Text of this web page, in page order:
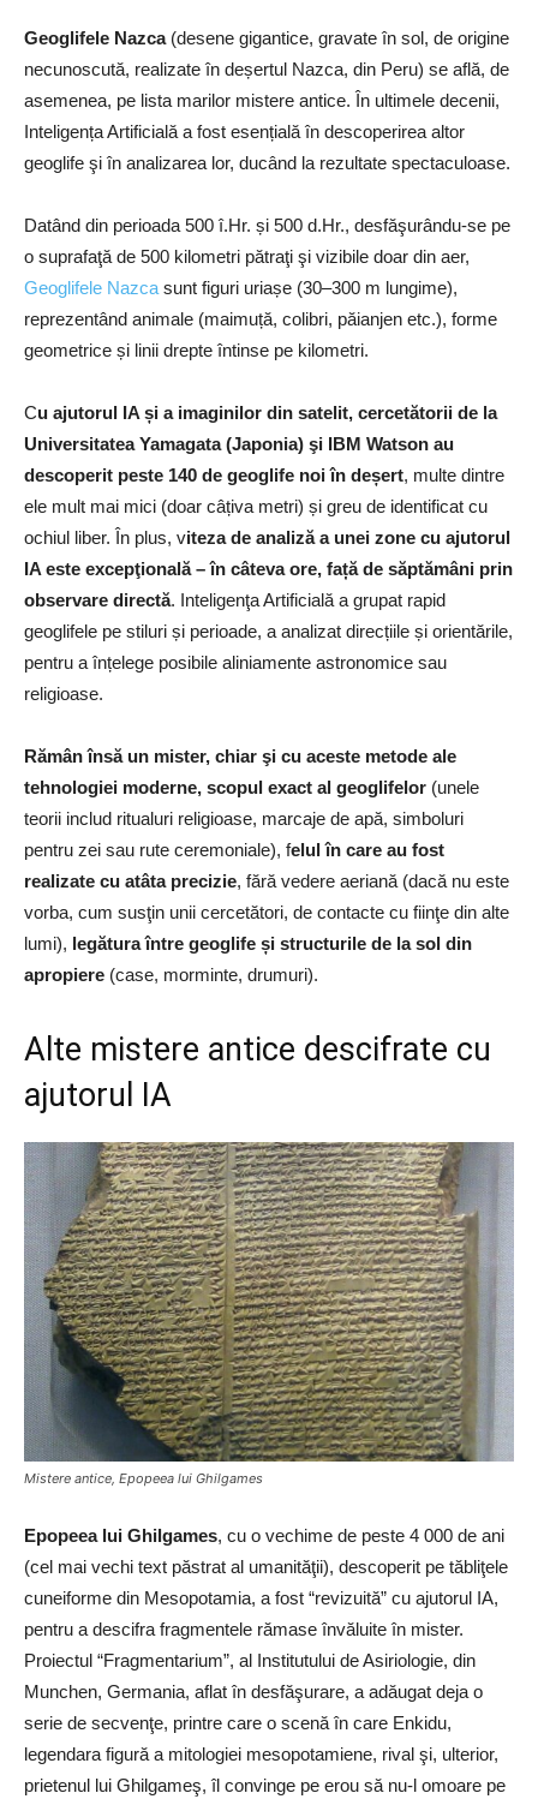
Geoglifele Nazca(desene gigantice, gravate în sol, de origine
necunoscută, realizate în deșertul Nazca, din Peru) se află, de
asemenea, pe lista marilor mistere antice. În ultimele decenii,
Inteligența Artificială a fost esențială în descoperirea altor
geoglife şi în analizarea lor, ducând la rezultate spectaculoase.
Datând din perioada 500 î.Hr. și 500 d.Hr., desfăşurându-se pe
o suprafaţă de 500 kilometri pătraţi şi vizibile doar din aer,
Geoglifele Nazca sunt figuri uriașe (30–300 m lungime),
reprezentând animale (maimuță, colibri, păianjen etc.), forme
geometrice și linii drepte întinse pe kilometri.
Cu ajutorul IA și a imaginilor din satelit, cercetătorii de la
Universitatea Yamagata (Japonia) şi IBM Watson au
descoperit peste 140 de geoglife noi în deșert, multe dintre
ele mult mai mici (doar câțiva metri) și greu de identificat cu
ochiul liber. În plus, viteza de analiză a unei zone cu ajutorul
IA este excepţională – în câteva ore, față de săptămâni prin
observare directă. Inteligenţa Artificială a grupat rapid
geoglifele pe stiluri și perioade, a analizat direcțiile și orientările,
pentru a înțelege posibile aliniamente astronomice sau
religioase.
Rămân însă un mister, chiar şi cu aceste metode ale
tehnologiei moderne, scopul exact al geoglifelor (unele
teorii includ ritualuri religioase, marcaje de apă, simboluri
pentru zei sau rute ceremoniale), felul în care au fost
realizate cu atâta precizie, fără vedere aeriană (dacă nu este
vorba, cum susţin unii cercetători, de contacte cu fiinţe din alte
lumi), legătura între geoglife și structurile de la sol din
apropiere (case, morminte, drumuri).
Alte mistere antice descifrate cu
ajutorul IA
Mistere antice, Epopeea lui Ghilgames
Epopeea lui Ghilgames, cu o vechime de peste 4 000 de ani
(cel mai vechi text păstrat al umanităţii), descoperit pe tăbliţele
cuneiforme din Mesopotamia, a fost “revizuită” cu ajutorul IA,
pentru a descifra fragmentele rămase învăluite în mister.
Proiectul “Fragmentarium”, al Institutului de Asiriologie, din
Munchen, Germania, aflat în desfăşurare, a adăugat deja o
serie de secvenţe, printre care o scenă în care Enkidu,
legendara figură a mitologiei mesopotamiene, rival şi, ulterior,
prietenul lui Ghilgameş, îl convinge pe erou să nu-l omoare pe